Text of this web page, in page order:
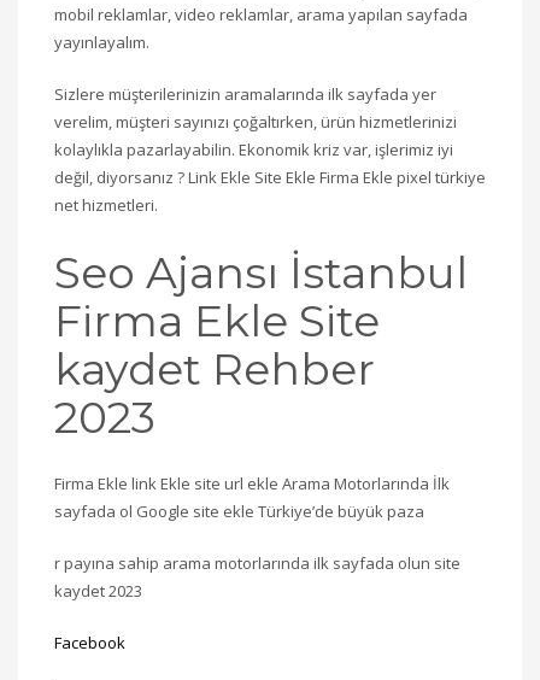
mobil reklamlar, video reklamlar, arama yapılan sayfada
yayınlayalım.
Sizlere müşterilerinizin aramalarında ilk sayfada yer
verelim, müşteri sayınızı çoğaltırken, ürün hizmetlerinizi
kolaylıkla pazarlayabilin. Ekonomik kriz var, işlerimiz iyi
değil, diyorsanız ? Link Ekle Site Ekle Firma Ekle pixel türkiye
net hizmetleri.
Seo Ajansı İstanbul
Firma Ekle Site
kaydet Rehber
2023
Firma Ekle link Ekle site url ekle Arama Motorlarında İlk
sayfada ol Google site ekle Türkiye’de büyük paza
r payına sahip arama motorlarında ilk sayfada olun site
kaydet 2023
Facebook